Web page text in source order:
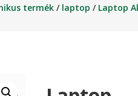
termék / laptop / Laptop